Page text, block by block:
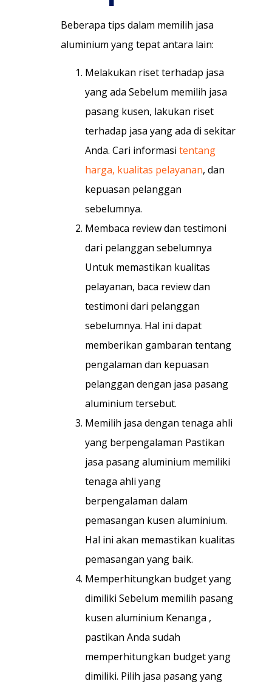
Beberapa tips dalam memilih jasa
aluminium yang tepat antara lain:
Melakukan riset terhadap jasa
yang ada Sebelum memilih jasa
pasang kusen, lakukan riset
terhadap jasa yang ada di sekitar
Anda. Cari informasi tentang
harga, kualitas pelayanan, dan
kepuasan pelanggan
sebelumnya.
Membaca review dan testimoni
dari pelanggan sebelumnya
Untuk memastikan kualitas
pelayanan, baca review dan
testimoni dari pelanggan
sebelumnya. Hal ini dapat
memberikan gambaran tentang
pengalaman dan kepuasan
pelanggan dengan jasa pasang
aluminium tersebut.
Memilih jasa dengan tenaga ahli
yang berpengalaman Pastikan
jasa pasang aluminium memiliki
tenaga ahli yang
berpengalaman dalam
pemasangan kusen aluminium.
Hal ini akan memastikan kualitas
pemasangan yang baik.
Memperhitungkan budget yang
dimiliki Sebelum memilih pasang
kusen aluminium Kenanga ,
pastikan Anda sudah
memperhitungkan budget yang
dimiliki. Pilih jasa pasang yang